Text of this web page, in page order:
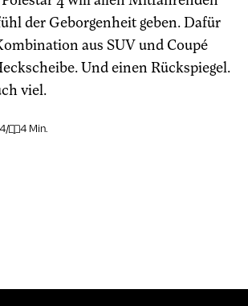
der Geborgenheit geben. Dafür
aus SUV und Coupé
Und einen Rückspiegel.
viel.
/ 4 Min.